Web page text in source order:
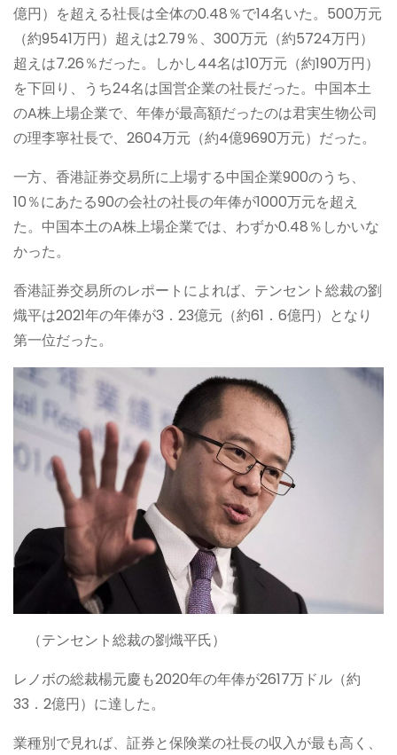
億円）を超える社長は全体の0.48％で14名いた。500万元
（約9541万円）超えは2.79％、300万元（約5724万円）
超えは7.26％だった。しかし44名は10万元（約190万円）
を下回り、うち24名は国営企業の社長だった。中国本土
のA株上場企業で、年俸が最高額だったのは君実生物公司
の理李寧社長で、2604万元（約4億9690万元）だった。
一方、香港証券交易所に上場する中国企業900のうち、
10％にあたる90の会社の社長の年俸が1000万元を超え
た。中国本土のA株上場企業では、わずか0.48％しかいな
かった。
香港証券交易所のレポートによれば、テンセント総裁の劉
熾平は2021年の年俸が3．23億元（約61．6億円）となり
第一位だった。
（テンセント総裁の劉熾平氏）
レノボの総裁楊元慶も2020年の年俸が2617万ドル（約
33．2億円）に達した。
業種別で見れば、証券と保険業の社長の収入が最も高く、